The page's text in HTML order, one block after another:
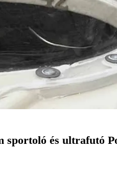
sportoló és ultrafutó